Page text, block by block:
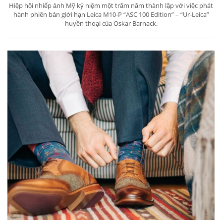
Hiệp hội nhiếp ảnh Mỹ kỷ niệm một trăm năm thành lập với việc phát
hành phiên bản giới hạn Leica M10-P “ASC 100 Edition” – “Ur-Leica”
huyền thoại của Oskar Barnack.